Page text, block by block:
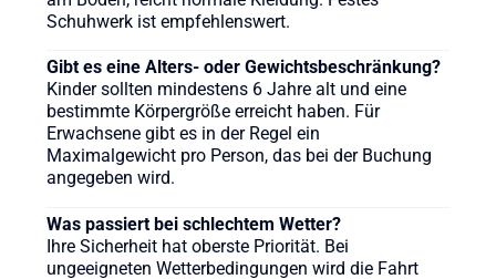
Schuhwerk ist empfehlenswert.
Gibt es eine Alters- oder Gewichtsbeschränkung?
Kinder sollten mindestens 6 Jahre alt und eine
bestimmte Körpergröße erreicht haben. Für
Erwachsene gibt es in der Regel ein
Maximalgewicht pro Person, das bei der Buchung
angegeben wird.
Was passiert bei schlechtem Wetter?
Ihre Sicherheit hat oberste Priorität. Bei
ungeeigneten Wetterbedingungen wird die Fahrt